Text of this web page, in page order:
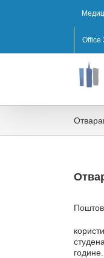
Office